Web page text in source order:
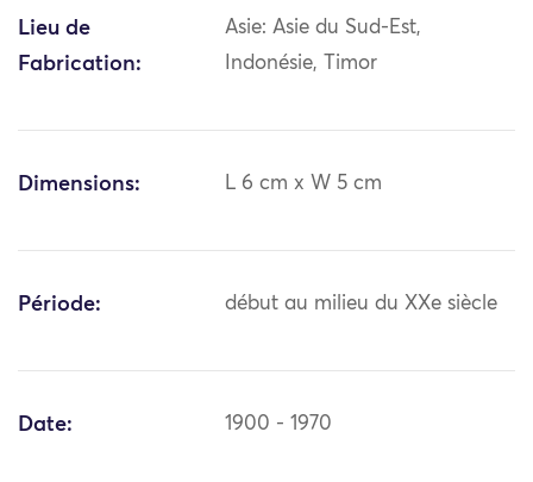
Lieu de
Fabrication:
Asie: Asie du Sud-Est,
Indonésie, Timor
Dimensions: L 6 cm x W 5 cm
Période: début au milieu du XXe siècle
Date: 1900 - 1970